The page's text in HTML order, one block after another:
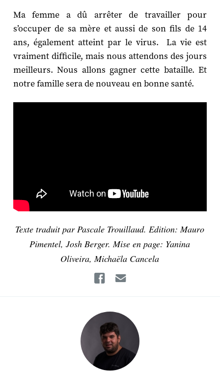
Ma femme a dû arrêter de travailler pour
s’occuper de sa mère et aussi de son fils de 14
ans, également atteint par le virus. La vie est
vraiment difficile, mais nous attendons des jours
meilleurs. Nous allons gagner cette bataille. Et
notre famille sera de nouveau en bonne santé.
Texte traduit par Pascale Trouillaud. Edition: Mauro
Pimentel, Josh Berger. Mise en page: Yanina
Oliveira, Michaëla Cancela
Facebook